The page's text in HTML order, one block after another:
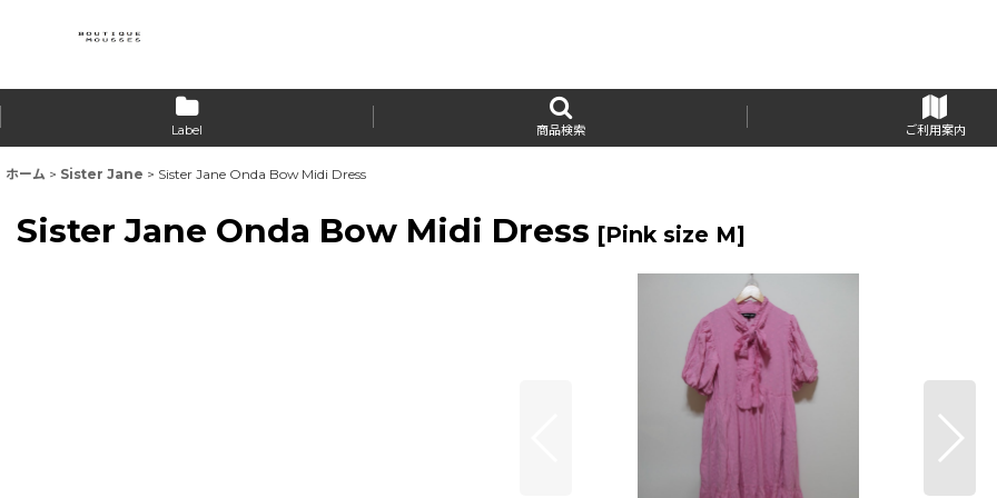
Label 商品検索 ご利用案内
ホーム > Sister Jane > Sister Jane Onda Bow Midi Dress
Sister Jane Onda Bow Midi Dress [Pink size M]